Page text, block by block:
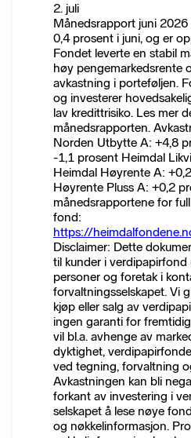
2. juli
Månedsrapport juni
0,4 prosent i juni, og er
Fondet leverte en stabil
høy pengemarkedsrente
avkastning i porteføljen.
og investerer
lav kredittrisiko. Les mer
månedsrapporten.
Norden Utbytte A: +4,8
-1,1 prosent Heimdal
Heimdal Høyrente A:
Høyrente Pluss A: +0,2
månedsrapportene for
fond:
https://
Disclaimer: Dette
til kunder i
personer og foretak i
forvaltningsselskapet. Vi
kjøp eller salg av
ingen garanti for
vil bl.a. avhenge av
dyktighet,
ved tegning, forvaltning
Avkastningen kan bli
forkant av investering i
selskapet å lese nøye
og nøkkelinformasjon.